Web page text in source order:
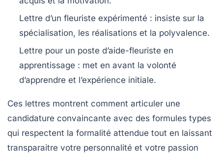
Lettre d’un fleuriste expérimenté : insiste sur la
spécialisation, les réalisations et la polyvalence.
Lettre pour un poste d’aide-fleuriste en
apprentissage : met en avant la volonté
d’apprendre et l’expérience initiale.
Ces lettres montrent comment articuler une
candidature convaincante avec des formules types
qui respectent la formalité attendue tout en laissant
transparaitre votre personnalité et votre passion